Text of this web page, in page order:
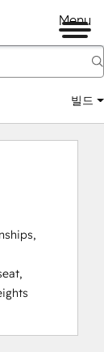
Menu
빌드